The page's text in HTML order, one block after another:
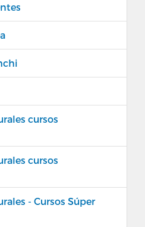
cursos
cursos
- Cursos Súper